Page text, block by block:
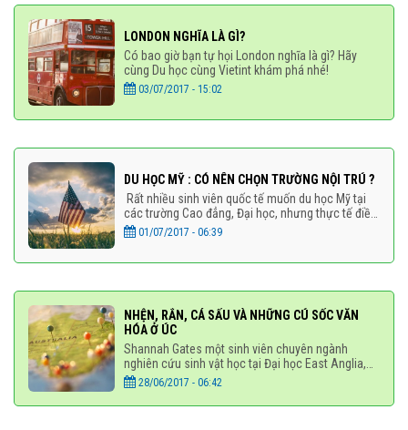
LONDON NGHĨA LÀ GÌ?
Có bao giờ bạn tự họi London nghĩa là gì? Hãy
cùng Du học cùng Vietint khám phá nhé!
03/07/2017 - 15:02
DU HỌC MỸ : CÓ NÊN CHỌN TRƯỜNG NỘI TRÚ ?
Rất nhiều sinh viên quốc tế muốn du học Mỹ tại
các trường Cao đẳng, Đại học, nhưng thực tế điều
này không dễ dàng. Phải lựa chọn giữa hàng
nghìn trường
01/07/2017 - 06:39
NHỆN, RẮN, CÁ SẤU VÀ NHỮNG CÚ SỐC VĂN
HÓA Ở ÚC
Shannah Gates một sinh viên chuyên ngành
nghiên cứu sinh vật học tại Đại học East Anglia,
cô đang dành những năm du học của mình tại Đại
học Wollongong ở Úc. Trong
28/06/2017 - 06:42